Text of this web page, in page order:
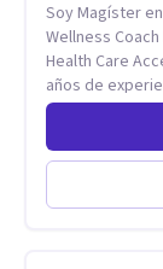
Soy Magíster
Wellness
Health Care
años de
Neurociencia
(español e
(cuerpo,